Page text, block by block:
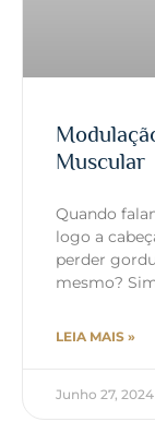
Muscular
Quando
logo a
perder
mesmo?
LEIA MAIS »
Junho 27, 2024